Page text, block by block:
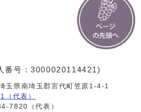
番号：3000020114421)
玉県南埼玉郡宮代町笠原1-4-1
代表）
7820（代表）